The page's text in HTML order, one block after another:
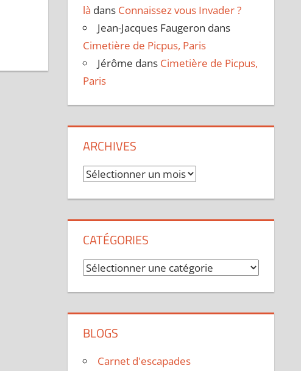
là dans Connaissez vous Invader ?
Jean-Jacques Faugeron dans
Cimetière de Picpus, Paris
Jérôme dans Cimetière de Picpus,
Paris
ARCHIVES
Archives
CATÉGORIES
Catégories
BLOGS
Carnet d'escapades